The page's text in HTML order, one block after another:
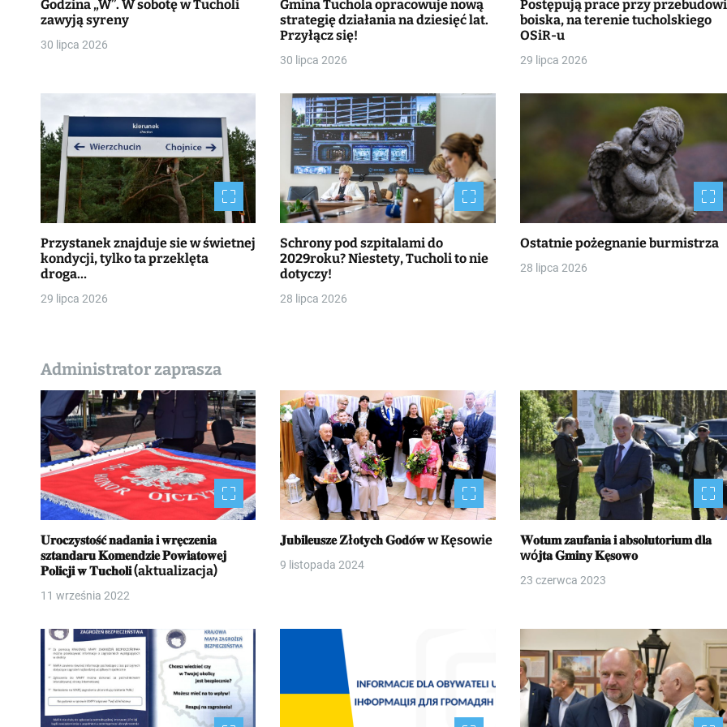
Godzina „W”. W sobotę w Tucholi
zawyją syreny
30 lipca 2026
Gmina Tuchola opracowuje nową
strategię działania na dziesięć lat.
Przyłącz się!
30 lipca 2026
Postępują prace przy
boiska, na terenie tucholskiego
OSiR-u
29 lipca 2026
Przystanek znajduje sie w świetnej
kondycji, tylko ta przeklęta
droga…
29 lipca 2026
Schrony pod szpitalami do
2029roku? Niestety, Tucholi to nie
dotyczy!
28 lipca 2026
Ostatnie pożegnanie burmistrza
28 lipca 2026
Administrator zaprasza
𝐔𝐫𝐨𝐜𝐳𝐲𝐬𝐭𝐨𝐬́𝐜́ 𝐧𝐚𝐝𝐚𝐧𝐢𝐚 𝐢 𝐰𝐫𝐞̨𝐜𝐳𝐞𝐧𝐢𝐚
𝐬𝐳𝐭𝐚𝐧𝐝𝐚𝐫𝐮 𝐊𝐨𝐦𝐞𝐧𝐝𝐳𝐢𝐞 𝐏𝐨𝐰𝐢𝐚𝐭𝐨𝐰𝐞𝐣
𝐏𝐨𝐥𝐢𝐜𝐣𝐢 𝐰 𝐓𝐮𝐜𝐡𝐨𝐥𝐢 (aktualizacja)
11 września 2022
𝐉𝐮𝐛𝐢𝐥𝐞𝐮𝐬𝐳𝐞 𝐙ł𝐨𝐭𝐲𝐜𝐡 𝐆𝐨𝐝𝐨́𝐰 w Kęsowie
9 listopada 2024
𝐖𝐨𝐭𝐮𝐦 𝐳𝐚𝐮𝐟𝐚𝐧𝐢𝐚 𝐢 𝐚𝐛𝐬𝐨𝐥𝐮𝐭𝐨𝐫𝐢𝐮𝐦 𝐝𝐥𝐚
wó𝐣𝐭𝐚 𝐆𝐦𝐢𝐧𝐲 𝐊𝐞̨𝐬𝐨𝐰𝐨
23 czerwca 2023